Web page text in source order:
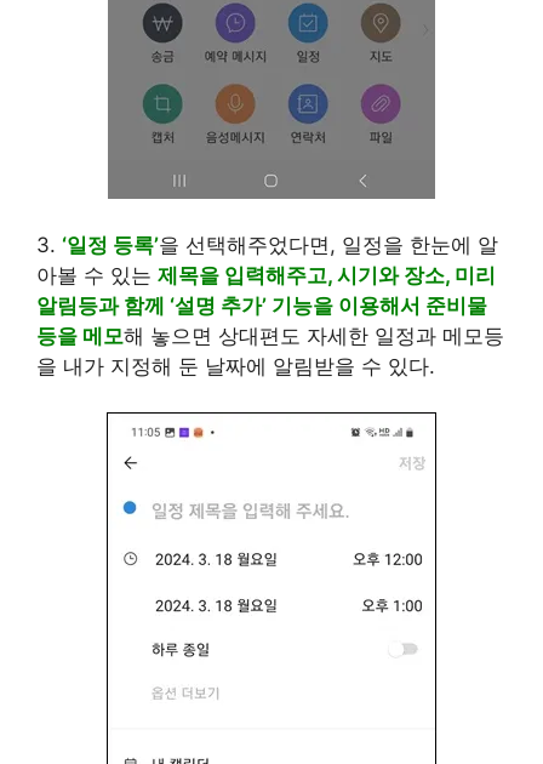
3. ‘일정 등록’을 선택해주었다면, 일정을 한눈에 알
아볼 수 있는 제목을 입력해주고, 시기와 장소, 미리
알림등과 함께 ‘설명 추가’ 기능을 이용해서 준비물
등을 메모해 놓으면 상대편도 자세한 일정과 메모등
을 내가 지정해 둔 날짜에 알림받을 수 있다.